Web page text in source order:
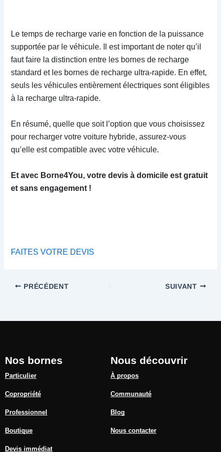
Le temps de recharge varie en fonction de la puissance
supportée par le véhicule. Il est important de noter qu’il
faut faire la distinction entre les bornes de recharge
standard et les bornes de recharge ultra-rapide. En effet,
seuls les véhicules entièrement électriques sont éligibles
à la recharge ultra-rapide.
En résumé, quelle que soit l’option que vous choisissez
pour recharger votre voiture hybride, assurez-vous
qu’elle est compatible avec votre véhicule.
Et avec Borne4You, votre devis à domicile est gratuit
et sans engagement !
FAITES VOTRE DEVIS
PRÉCÉDENT SUIVANT
Nos bornes
Particulier
Copropriété
Professionnel
Boutique
Devis immédiat
Nous découvrir
À propos
Communauté
Blog
Nous contacter